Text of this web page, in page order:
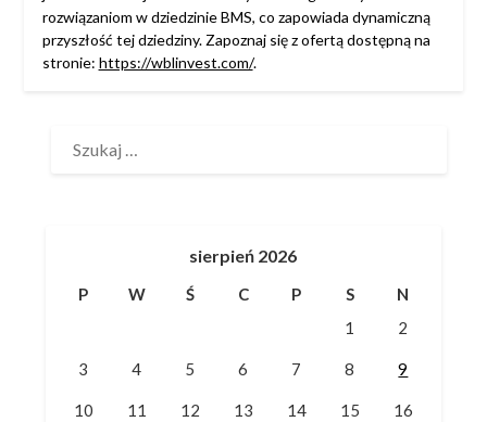
rozwiązaniom w dziedzinie BMS, co zapowiada dynamiczną
przyszłość tej dziedziny. Zapoznaj się z ofertą dostępną na
stronie: https://wblinvest.com/.
sierpień 2026
P W Ś C P S
N
1
2
3 4 5 6 7 8 9
10 11 12 13 14 15 16